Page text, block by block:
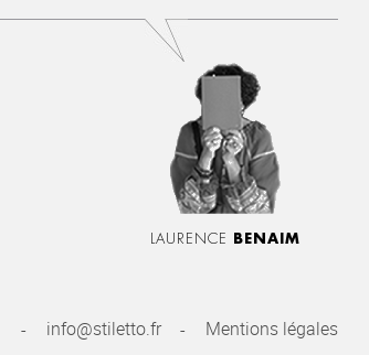
LAURENCE BENAIM
info@stiletto.fr Mentions légales